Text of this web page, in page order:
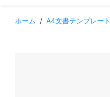
ホーム / A4文書テンプレート